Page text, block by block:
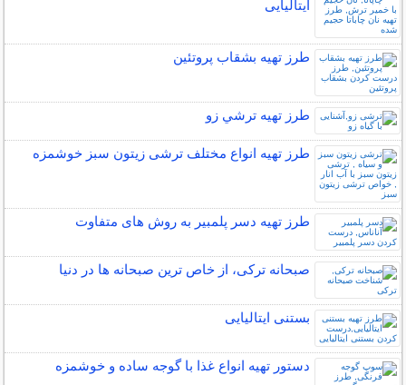
ایتالیایی
طرز تهیه بشقاب پروتئین
طرز تهیه ترشي زو
طرز تهیه انواع مختلف ترشی زیتون سبز خوشمزه
طرز تهیه دسر پلمبیر به روش های متفاوت
صبحانه ترکی، از خاص ترین صبحانه ها در دنیا
بستنی ایتالیایی
دستور تهیه انواع غذا با گوجه ساده و خوشمزه